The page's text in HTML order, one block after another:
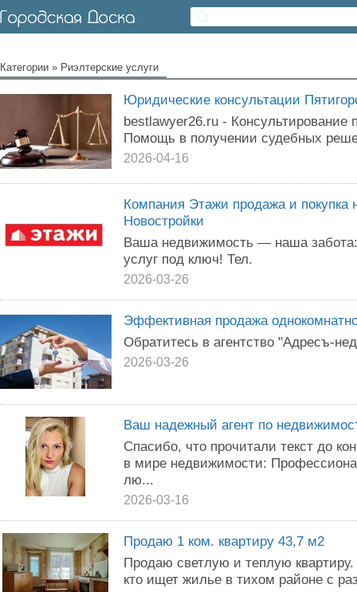
Категории » Риэлтерские услуги
Юридические консультации
bestlawyer26.ru -
Помощь в получении судебных
2026-04-16
Компания Этажи продажа и покупка
Новостройки
Ваша недвижимость — наша забота:
услуг под ключ! Тел.
2026-03-26
Эффективная продажа
Обратитесь в агентство "Адресъ-
2026-03-26
Ваш надежный агент по
Спасибо, что прочитали текст до
в мире недвижимости:
лю...
2026-03-16
Продаю 1 ком. квартиру 43,7 м2
Продаю светлую и теплую
кто ищет жилье в тихом районе с